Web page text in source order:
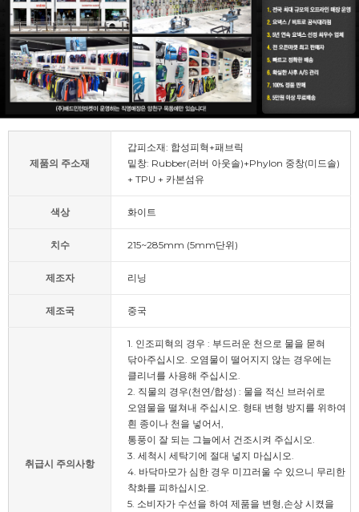
제품의 주소재
갑피소재: 합성피혁+패브릭
밑창: Rubber(러버 아웃솔)+Phylon 중창(미드솔)
+ TPU + 카본섬유
색상 화이트
치수 215~285mm (5mm단위)
제조자 리닝
제조국 중국
취급시 주의사항
1. 인조피혁의 경우 : 부드러운 천으로 물을 묻혀
닦아주십시오. 오염물이 떨어지지 않는 경우에는
클리너를 사용해 주십시오.
2. 직물의 경우(천연/합성) : 물을 적신 브러쉬로
오염물을 떨쳐내 주십시오. 형태 변형 방지를 위하여
흰 종이나 천을 넣어서,
통풍이 잘 되는 그늘에서 건조시켜 주십시오.
3. 세척시 세탁기에 절대 넣지 마십시오.
4. 바닥마모가 심한 경우 미끄러울 수 있으니 무리한
착화를 피하십시오.
5. 소비자가 수선을 하여 제품을 변형,손상 시켰을